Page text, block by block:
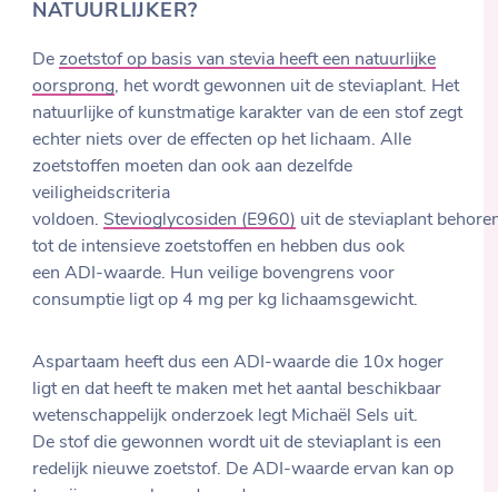
NATUURLIJKER?
Dezoetstof op basis van stevia heeft een natuurlijke
oorsprong, het wordt gewonnen uit de steviaplant. Het
natuurlijke of kunstmatige karakter van de een stof zegt
echter niets over de effecten op het lichaam. Alle
zoetstoffen moeten dan ook aan dezelfde
veiligheidscriteria
voldoen. Stevioglycosiden (E960) uit de steviaplant
tot de intensieve zoetstoffen en hebben dus ook
een ADI-waarde. Hun veilige bovengrens voor
consumptie ligt op 4 mg per kg lichaamsgewicht.
Aspartaam heeft dus een ADI-waarde die 10x hoger
ligt en dat heeft te maken met het aantal beschikbaar
wetenschappelijk onderzoek legt Michaël Sels uit.
De stof die gewonnen wordt uit de steviaplant is een
redelijk nieuwe zoetstof. De ADI-waarde ervan kan op